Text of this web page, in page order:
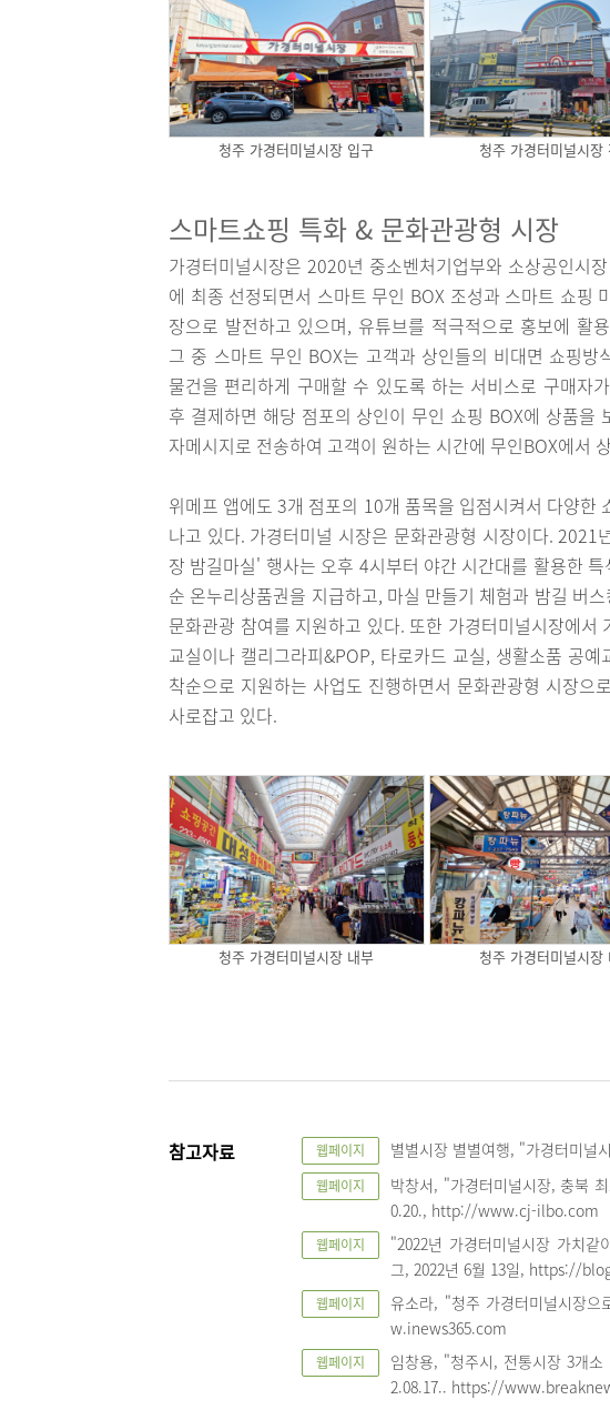
청주 가경터미널시장 입구 청주 가경터미널시장
스마트쇼핑 특화 & 문화관광형 시장
가경터미널시장은 2020년 중소벤처기업부와 소상공인시
에 최종 선정되면서 스마트 무인 BOX 조성과 스마트 쇼핑
장으로 발전하고 있으며, 유튜브를 적극적으로 홍보에 활
그 중 스마트 무인 BOX는 고객과 상인들의 비대면 쇼핑
물건을 편리하게 구매할 수 있도록 하는 서비스로 구매자
후 결제하면 해당 점포의 상인이 무인 쇼핑 BOX에 상품을
자메시지로 전송하여 고객이 원하는 시간에 무인BOX에서
위메프 앱에도 3개 점포의 10개 품목을 입점시켜서 다양한
나고 있다. 가경터미널 시장은 문화관광형 시장이다.
장 밤길마실' 행사는 오후 4시부터 야간 시간대를 활용한
순 온누리상품권을 지급하고, 마실 만들기 체험과 밤길 버
문화관광 참여를 지원하고 있다. 또한 가경터미널시장에서
교실이나 캘리그라피&POP, 타로카드 교실, 생활소품 공
착순으로 지원하는 사업도 진행하면서 문화관광형 시장으
사로잡고 있다.
청주 가경터미널시장 내부 청주 가경터미널시장
참고자료 웹페이지 별별시장 별별여행, "가경터미
웹페이지
박창서, "가경터미널시장, 충북
0.20., http://www.cj-ilbo.com
웹페이지
"2022년 가경터미널시장 가치같
그, 2022년 6월 13일, https://
웹페이지
유소라, "청주 가경터미널시장
w.inews365.com
웹페이지
임창용, "청주시, 전통시장 3개
2.08.17.. https://